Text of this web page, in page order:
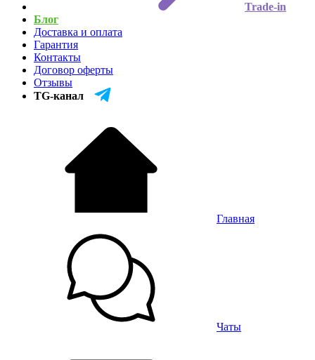
Trade-in
Блог
Доставка и оплата
Гарантия
Контакты
Договор оферты
Отзывы
TG-канал
Главная
Чаты